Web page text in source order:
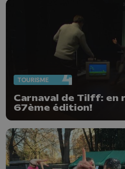
TOURISME
Carnaval de Tilff: en
67ème édition!